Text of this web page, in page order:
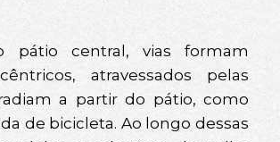
pátio central, vias formam
atravessados pelas
a partir do pátio, como
de bicicleta. Ao longo dessas